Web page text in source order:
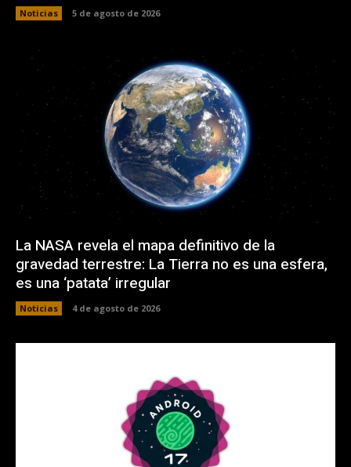
Noticias 5 de agosto de 2026
La NASA revela el mapa definitivo de la
gravedad terrestre: La Tierra no es una esfera,
es una ‘patata’ irregular
Noticias 4 de agosto de 2026